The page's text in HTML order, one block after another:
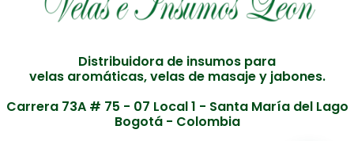
Distribuidora de insumos para
velas aromáticas, velas de masaje y jabones.
Carrera 73A # 75 - 07 Local 1 - Santa María del Lago
Bogotá - Colombia